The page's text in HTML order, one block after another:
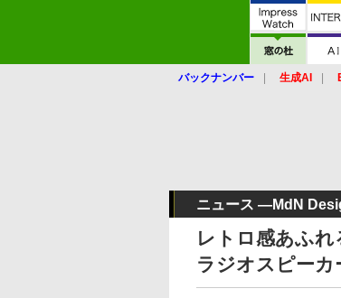
バックナンバー 生成AI
ニュース ―MdN
レトロ感あふ
ラジオスピーカ